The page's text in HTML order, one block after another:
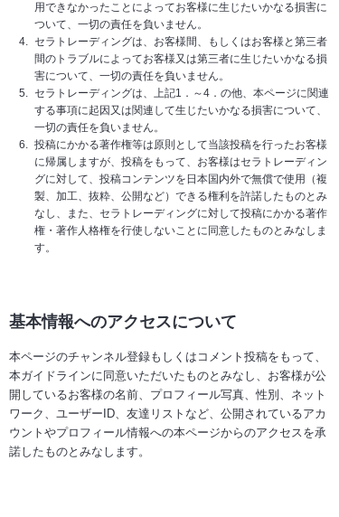
用できなかったことによってお客様に生じたいかなる損害に
ついて、一切の責任を負いません。
セラトレーディングは、お客様間、もしくはお客様と第三者
間のトラブルによってお客様又は第三者に生じたいかなる損
害について、一切の責任を負いません。
セラトレーディングは、上記1．～4．の他、本ページに関連
する事項に起因又は関連して生じたいかなる損害について、
一切の責任を負いません。
投稿にかかる著作権等は原則として当該投稿を行ったお客様
に帰属しますが、投稿をもって、お客様はセラトレーディン
グに対して、投稿コンテンツを日本国内外で無償で使用（複
製、加工、抜粋、公開など）できる権利を許諾したものとみ
なし、また、セラトレーディングに対して投稿にかかる著作
権・著作人格権を行使しないことに同意したものとみなしま
す。
基本情報へのアクセスについて
本ページのチャンネル登録もしくはコメント投稿をもって、
本ガイドラインに同意いただいたものとみなし、お客様が公
開しているお客様の名前、プロフィール写真、性別、ネット
ワーク、ユーザーID、友達リストなど、公開されているアカ
ウントやプロフィール情報への本ページからのアクセスを承
諾したものとみなします。